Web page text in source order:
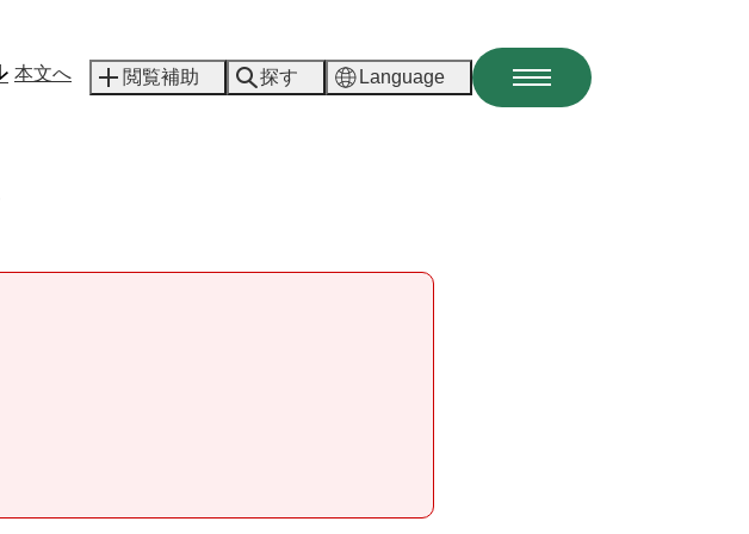
本文へ 閲覧補助 探す Language